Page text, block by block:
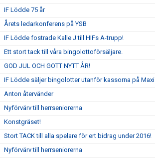
IF Lödde 75 år
Årets ledarkonferens på YSB
IF Lödde fostrade Kalle J till HIFs A-trupp!
Ett stort tack till våra bingolottoförsäljare.
GOD JUL OCH GOTT NYTT ÅR!
IF Lödde säljer bingolotter utanför kassorna på Maxi.
Anton återvänder
Nyförvärv till herrseniorerna
Konstgräset!
Stort TACK till alla spelare för ert bidrag under 2016!
Nyförvärv till herrseniorerna